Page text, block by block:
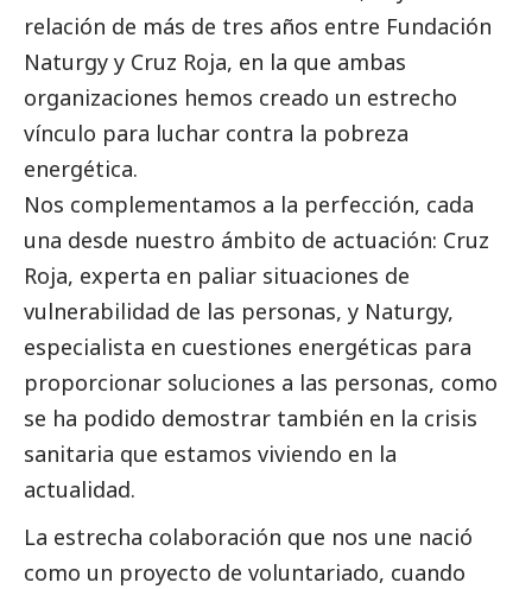
relación de más de tres años entre Fundación
Naturgy y Cruz Roja, en la que ambas
organizaciones hemos creado un estrecho
vínculo para luchar contra la pobreza
energética.
Nos complementamos a la perfección, cada
una desde nuestro ámbito de actuación: Cruz
Roja, experta en paliar situaciones de
vulnerabilidad de las personas, y Naturgy,
especialista en cuestiones energéticas para
proporcionar soluciones a las personas, como
se ha podido demostrar también en la crisis
sanitaria que estamos viviendo en la
actualidad.
La estrecha colaboración que nos une nació
como un proyecto de voluntariado, cuando